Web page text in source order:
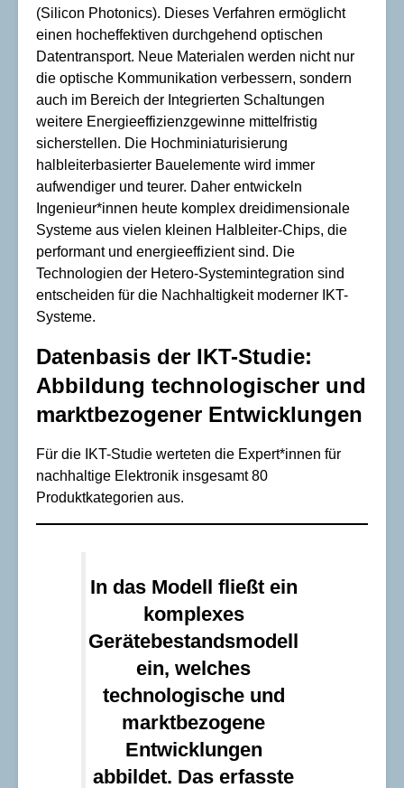
(Silicon Photonics). Dieses Verfahren ermöglicht
einen hocheffektiven durchgehend optischen
Datentransport. Neue Materialen werden nicht nur
die optische Kommunikation verbessern, sondern
auch im Bereich der Integrierten Schaltungen
weitere Energieeffizienzgewinne mittelfristig
sicherstellen. Die Hochminiaturisierung
halbleiterbasierter Bauelemente wird immer
aufwendiger und teurer. Daher entwickeln
Ingenieur*innen heute komplex dreidimensionale
Systeme aus vielen kleinen Halbleiter-Chips, die
performant und energieeffizient sind. Die
Technologien der Hetero-Systemintegration sind
entscheiden für die Nachhaltigkeit moderner IKT-
Systeme.
Datenbasis der IKT-Studie:
Abbildung technologischer und
marktbezogener Entwicklungen
Für die IKT-Studie werteten die Expert*innen für
nachhaltige Elektronik insgesamt 80
Produktkategorien aus.
In das Modell fließt ein
komplexes
Gerätebestandsmodell
ein, welches
technologische und
marktbezogene
Entwicklungen
abbildet. Das erfasste